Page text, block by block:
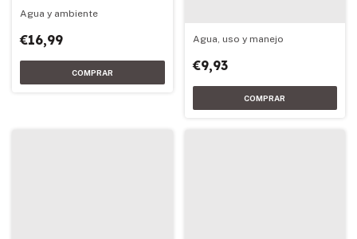
Agua y ambiente
€16,99 Agua, uso y manejo
€9,93